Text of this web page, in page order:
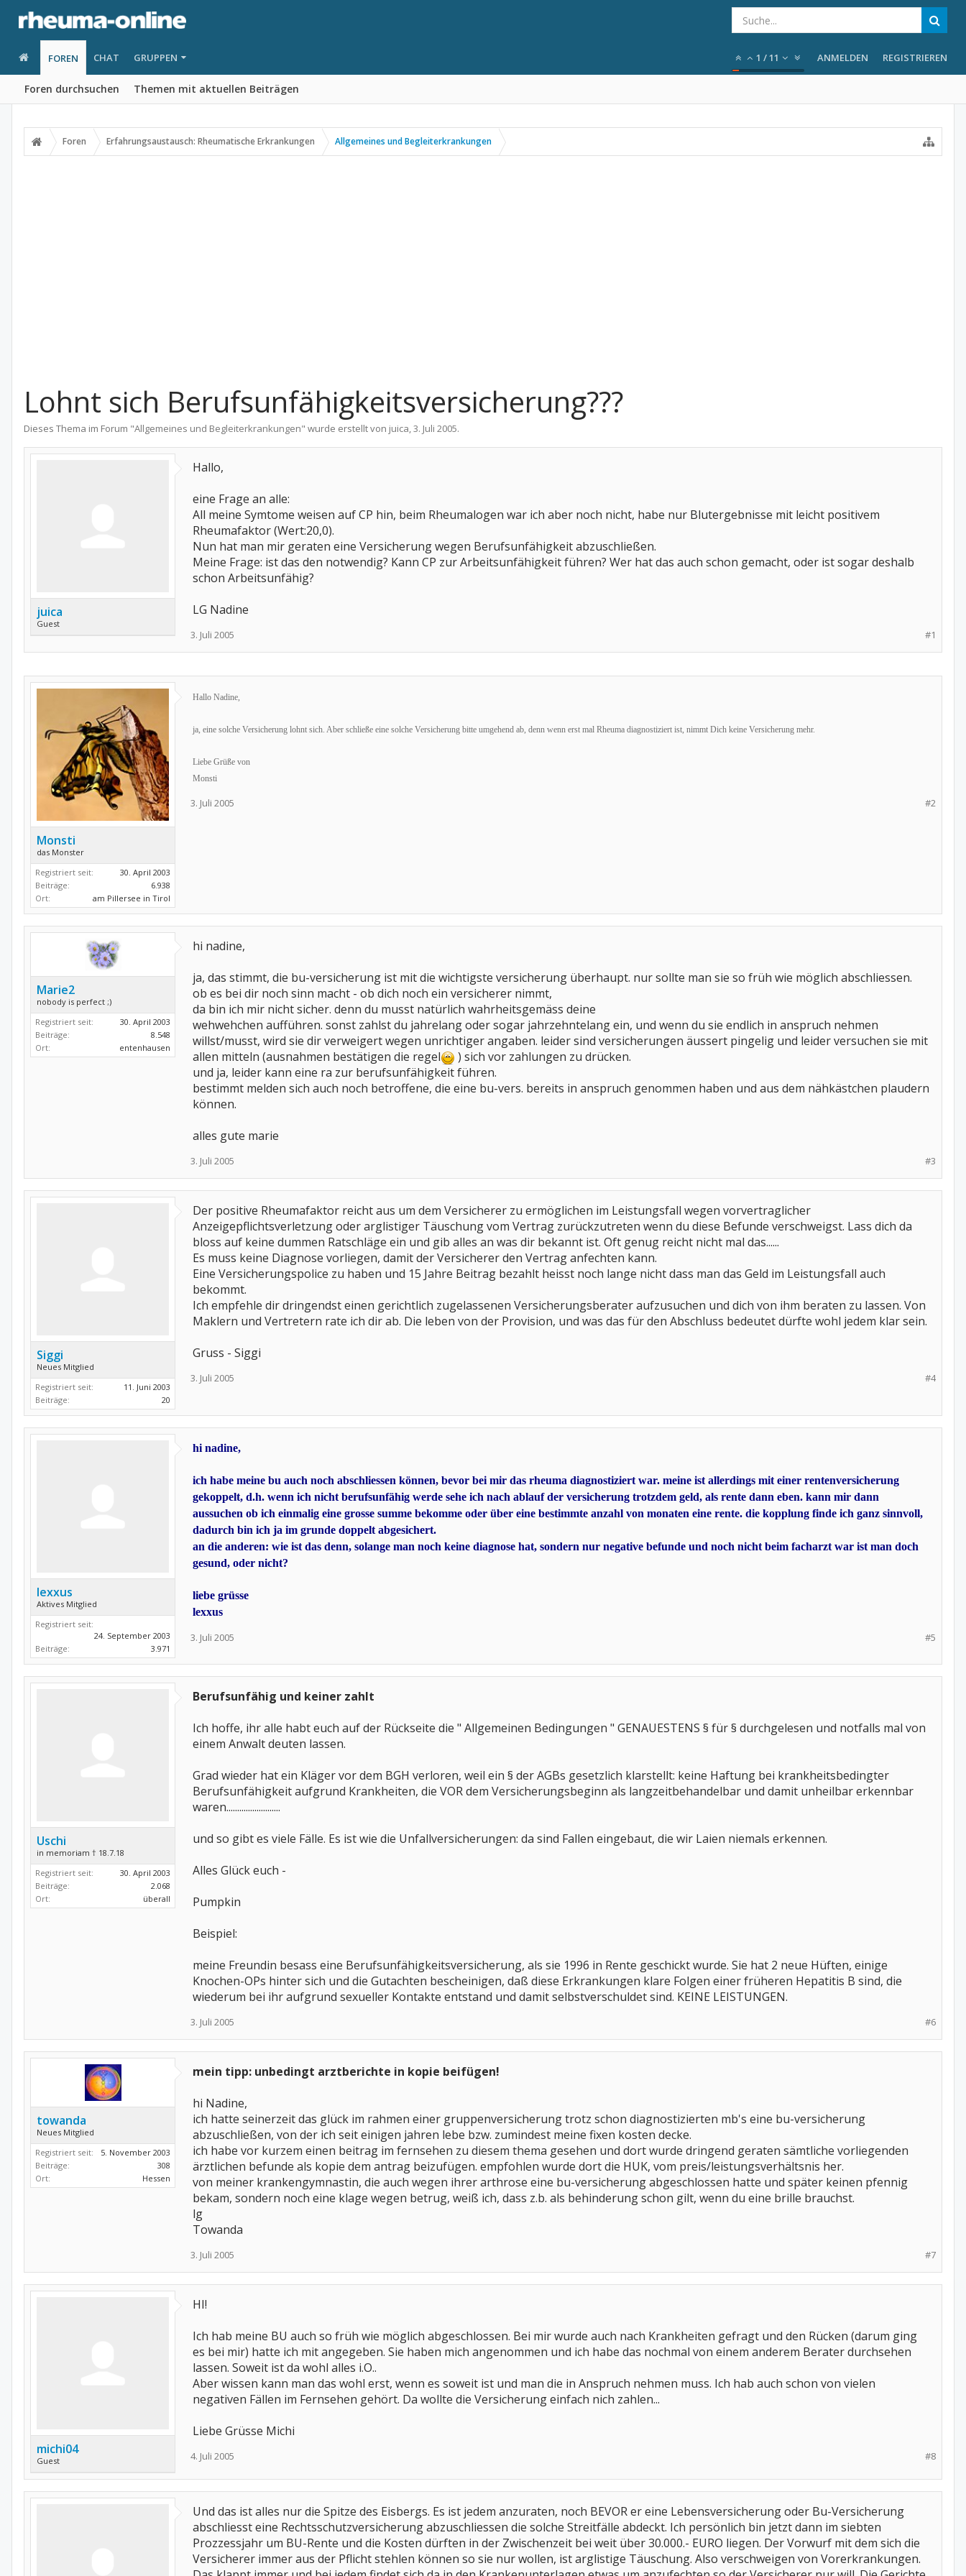
FOREN
Foren durchsuchen Themen mit aktuellen Beiträgen
CHAT GRUPPEN 1 /11 ANMELDEN REGISTRIEREN
Foren Erfahrungsaustausch: Rheumatische Erkrankungen Allgemeines und Begleiterkrankungen
Lohnt sich Berufsunfähigkeitsversicherung???
Dieses Thema im Forum "Allgemeines und Begleiterkrankungen" wurde erstellt von juica,3. Juli 2005.
juica
Guest
Hallo,
eine Frage an alle:
All meine Symtome weisen auf CP hin, beim Rheumalogen war ich aber noch nicht, habe nur Blutergebnisse mit leicht positivem
Rheumafaktor (Wert:20,0).
Nun hat man mir geraten eine Versicherung wegen Berufsunfähigkeit abzuschließen.
Meine Frage: ist das den notwendig? Kann CP zur Arbeitsunfähigkeit führen? Wer hat das auch schon gemacht, oder ist sogar deshalb
schon Arbeitsunfähig?
LG Nadine
#1
3. Juli 2005
Monsti
das Monster
Registriert seit:
30. April 2003
Beiträge:
6.938
Ort:
am Pillersee in Tirol
Hallo Nadine,
ja, eine solche Versicherung lohnt sich. Aber schließe eine solche Versicherung bitte umgehend ab, denn wenn erst mal Rheuma diagnostiziert ist, nimmt Dich keine Versicherung mehr.
Liebe Grüße von
Monsti
#2
3. Juli 2005
Marie2
nobody is perfect ;)
Registriert seit:
30. April 2003
Beiträge:
8.548
Ort:
entenhausen
hi nadine,
ja, das stimmt, die bu-versicherung ist mit die wichtigste versicherung überhaupt. nur sollte man sie so früh wie möglich abschliessen.
ob es bei dir noch sinn macht - ob dich noch ein versicherer nimmt,
da bin ich mir nicht sicher. denn du musst natürlich wahrheitsgemäss deine
wehwehchen aufführen. sonst zahlst du jahrelang oder sogar jahrzehntelang ein, und wenn du sie endlich in anspruch nehmen
willst/musst, wird sie dir verweigert wegen unrichtiger angaben. leider sind versicherungen äussert pingelig und leider versuchen sie mit
allen mitteln (ausnahmen bestätigen die regel
) sich vor zahlungen zu drücken.
und ja, leider kann eine ra zur berufsunfähigkeit führen.
bestimmt melden sich auch noch betroffene, die eine bu-vers. bereits in anspruch genommen haben und aus dem nähkästchen plaudern
können.
alles gute marie
#3
3. Juli 2005
Siggi
Neues Mitglied
Registriert seit:
11. Juni 2003
Beiträge:
20
Der positive Rheumafaktor reicht aus um dem Versicherer zu ermöglichen im Leistungsfall wegen vorvertraglicher
Anzeigepflichtsverletzung oder arglistiger Täuschung vom Vertrag zurückzutreten wenn du diese Befunde verschweigst. Lass dich da
bloss auf keine dummen Ratschläge ein und gib alles an was dir bekannt ist. Oft genug reicht nicht mal das......
Es muss keine Diagnose vorliegen, damit der Versicherer den Vertrag anfechten kann.
Eine Versicherungspolice zu haben und 15 Jahre Beitrag bezahlt heisst noch lange nicht dass man das Geld im Leistungsfall auch
bekommt.
Ich empfehle dir dringendst einen gerichtlich zugelassenen Versicherungsberater aufzusuchen und dich von ihm beraten zu lassen. Von
Maklern und Vertretern rate ich dir ab. Die leben von der Provision, und was das für den Abschluss bedeutet dürfte wohl jedem klar sein.
Gruss - Siggi
#4
3. Juli 2005
lexxus
Aktives Mitglied
Registriert seit:
24. September 2003
Beiträge:
3.971
hi nadine,
ich habe meine bu auch noch abschliessen können, bevor bei mir das rheuma diagnostiziert war. meine ist allerdings mit einer rentenversicherung
gekoppelt, d.h. wenn ich nicht berufsunfähig werde sehe ich nach ablauf der versicherung trotzdem geld, als rente dann eben. kann mir dann
aussuchen ob ich einmalig eine grosse summe bekomme oder über eine bestimmte anzahl von monaten eine rente. die kopplung finde ich ganz sinnvoll,
dadurch bin ich ja im grunde doppelt abgesichert.
an die anderen: wie ist das denn, solange man noch keine diagnose hat, sondern nur negative befunde und noch nicht beim facharzt war ist man doch
gesund, oder nicht?
liebe grüsse
lexxus
#5
3. Juli 2005
Uschi
in memoriam † 18.7.18
Registriert seit:
30. April 2003
Beiträge:
2.068
Ort:
überall
Berufsunfähig und keiner zahlt
Ich hoffe, ihr alle habt euch auf der Rückseite die " Allgemeinen Bedingungen " GENAUESTENS § für § durchgelesen und notfalls mal von
einem Anwalt deuten lassen.
Grad wieder hat ein Kläger vor dem BGH verloren, weil ein § der AGBs gesetzlich klarstellt: keine Haftung bei krankheitsbedingter
Berufsunfähigkeit aufgrund Krankheiten, die VOR dem Versicherungsbeginn als langzeitbehandelbar und damit unheilbar erkennbar
waren.........................
und so gibt es viele Fälle. Es ist wie die Unfallversicherungen: da sind Fallen eingebaut, die wir Laien niemals erkennen.
Alles Glück euch -
Pumpkin
Beispiel:
meine Freundin besass eine Berufsunfähigkeitsversicherung, als sie 1996 in Rente geschickt wurde. Sie hat 2 neue Hüften, einige
Knochen-OPs hinter sich und die Gutachten bescheinigen, daß diese Erkrankungen klare Folgen einer früheren Hepatitis B sind, die
wiederum bei ihr aufgrund sexueller Kontakte entstand und damit selbstverschuldet sind. KEINE LEISTUNGEN.
#6
3. Juli 2005
towanda
Neues Mitglied
Registriert seit:
5. November 2003
Beiträge:
308
Ort:
Hessen
mein tipp: unbedingt arztberichte in kopie beifügen!
hi Nadine,
ich hatte seinerzeit das glück im rahmen einer gruppenversicherung trotz schon diagnostizierten mb's eine bu-versicherung
abzuschließen, von der ich seit einigen jahren lebe bzw. zumindest meine fixen kosten decke.
ich habe vor kurzem einen beitrag im fernsehen zu diesem thema gesehen und dort wurde dringend geraten sämtliche vorliegenden
ärztlichen befunde als kopie dem antrag beizufügen. empfohlen wurde dort die HUK, vom preis/leistungsverhältsnis her.
von meiner krankengymnastin, die auch wegen ihrer arthrose eine bu-versicherung abgeschlossen hatte und später keinen pfennig
bekam, sondern noch eine klage wegen betrug, weiß ich, dass z.b. als behinderung schon gilt, wenn du eine brille brauchst.
lg
Towanda
#7
3. Juli 2005
michi04
Guest
HI!
Ich hab meine BU auch so früh wie möglich abgeschlossen. Bei mir wurde auch nach Krankheiten gefragt und den Rücken (darum ging
es bei mir) hatte ich mit angegeben. Sie haben mich angenommen und ich habe das nochmal von einem anderem Berater durchsehen
lassen. Soweit ist da wohl alles i.O..
Aber wissen kann man das wohl erst, wenn es soweit ist und man die in Anspruch nehmen muss. Ich hab auch schon von vielen
negativen Fällen im Fernsehen gehört. Da wollte die Versicherung einfach nich zahlen...
Liebe Grüsse Michi
#8
4. Juli 2005
Und das ist alles nur die Spitze des Eisbergs. Es ist jedem anzuraten, noch BEVOR er eine Lebensversicherung oder Bu-Versicherung
abschliesst eine Rechtsschutzversicherung abzuschliessen die solche Streitfälle abdeckt. Ich persönlich bin jetzt dann im siebten
Prozzessjahr um BU-Rente und die Kosten dürften in der Zwischenzeit bei weit über 30.000.- EURO liegen. Der Vorwurf mit dem sich die
Versicherer immer aus der Pflicht stehlen können so sie nur wollen, ist arglistige Täuschung. Also verschweigen von Vorerkrankungen.